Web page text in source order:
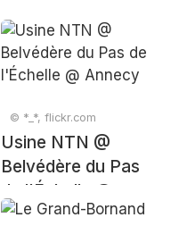
© *_*, flickr.com
Usine NTN @
Belvédère du Pas
de l'Échelle @
Annecy